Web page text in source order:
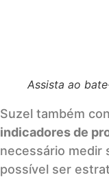
Assista ao
Suzel também
indicadores de
necessário medir
possível ser